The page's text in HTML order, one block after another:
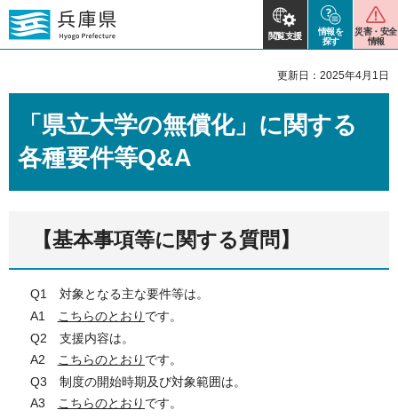
閲覧支援
情報を
探す
災害・安全
情報
更新日：2025年4月1日
「県立大学の無償化」に関する
各種要件等Q&A
【基本事項等に関する質問】
Q1 対象となる主な要件等は。
A1
こちらのとおり です。
Q2 支援内容は。
A2
こちらのとおり です。
Q3 制度の開始時期及び対象範囲は。
A3 こちらのとおり です。